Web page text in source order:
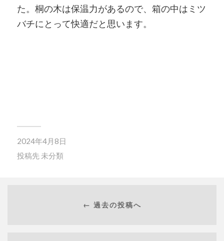
た。桐の木は保温力があるので、箱の中はミツ
バチにとって快適だと思います。
2024年4月8日
投稿先 未分類
← 過去の投稿へ